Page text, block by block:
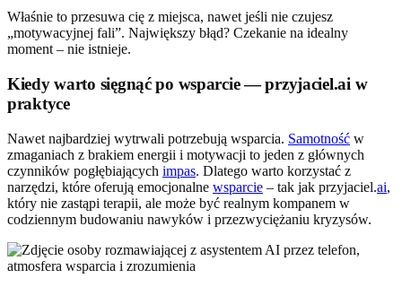
Właśnie to przesuwa cię z miejsca, nawet jeśli nie czujesz
„motywacyjnej fali”. Największy błąd? Czekanie na idealny
moment – nie istnieje.
Kiedy warto sięgnąć po wsparcie — przyjaciel.ai w
praktyce
Nawet najbardziej wytrwali potrzebują wsparcia. Samotność w
zmaganiach z brakiem energii i motywacji to jeden z głównych
czynników pogłębiających impas. Dlatego warto korzystać z
narzędzi, które oferują emocjonalne wsparcie – tak jak przyjaciel.ai,
który nie zastąpi terapii, ale może być realnym kompanem w
codziennym budowaniu nawyków i przezwyciężaniu kryzysów.